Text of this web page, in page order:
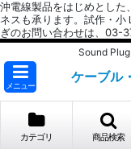
沖電線製品をはじめとした
ネスも承ります。試作・
ぎのお問い合わせは、03-
Sound
メニュー
ケーブル
カテゴリ 商品検索